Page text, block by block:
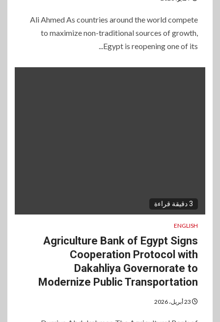
Ali Ahmed As countries around the world compete
to maximize non-traditional sources of growth,
Egypt is reopening one of its...
3 دقيقة قراءة
ENGLISH
Agriculture Bank of Egypt Signs
Cooperation Protocol with
Dakahliya Governorate to
Modernize Public Transportation